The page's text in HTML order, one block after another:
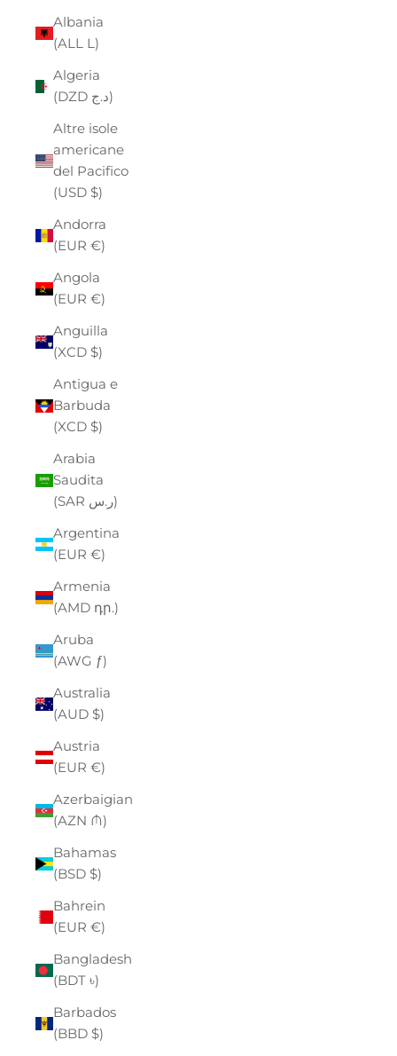
Albania
(ALL L)
Algeria
(DZD د.ج)
Altre isole
americane
del Pacifico
(USD $)
Andorra
(EUR €)
Angola
(EUR €)
Anguilla
(XCD $)
Antigua e
Barbuda
(XCD $)
Arabia
Saudita
(SAR ر.س)
Argentina
(EUR €)
Armenia
(AMD դր.)
Aruba
(AWG ƒ)
Australia
(AUD $)
Austria
(EUR €)
Azerbaigian
(AZN ₼)
Bahamas
(BSD $)
Bahrein
(EUR €)
Bangladesh
(BDT ৳)
Barbados
(BBD $)